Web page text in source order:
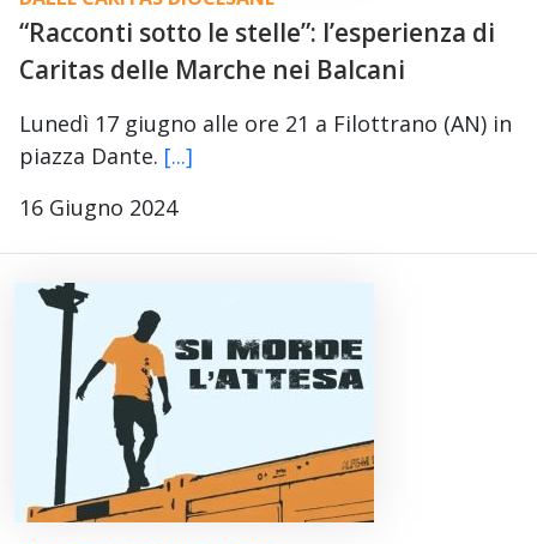
“Racconti sotto le stelle”: l’esperienza di
Caritas delle Marche nei Balcani
Lunedì 17 giugno alle ore 21 a Filottrano (AN) in
piazza Dante. [...]
16 Giugno 2024